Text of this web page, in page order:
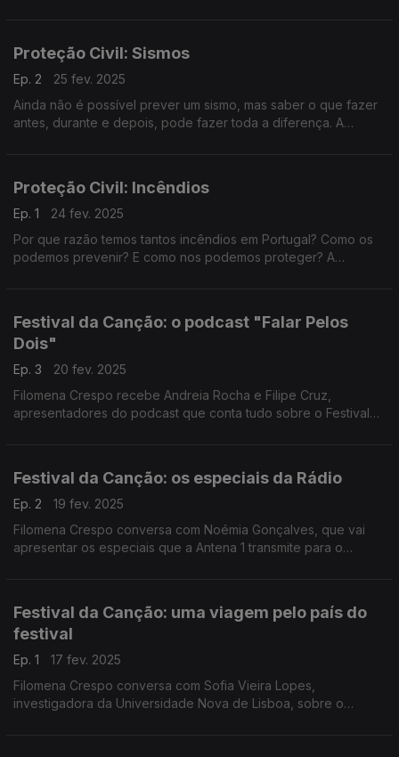
Proteção Civil: Sismos
Ep. 2
25 fev. 2025
Ainda não é possível prever um sismo, mas saber o que fazer
antes, durante e depois, pode fazer toda a diferença. A
Proteção Civil: Incêndios
Ep. 1
24 fev. 2025
Por que razão temos tantos incêndios em Portugal? Como os
podemos prevenir? E como nos podemos proteger? A
Festival da Canção: o podcast "Falar Pelos
Dois"
Ep. 3
20 fev. 2025
Filomena Crespo recebe Andreia Rocha e Filipe Cruz,
apresentadores do podcast que conta tudo sobre o Festival
Festival da Canção: os especiais da Rádio
Ep. 2
19 fev. 2025
Filomena Crespo conversa com Noémia Gonçalves, que vai
apresentar os especiais que a Antena 1 transmite para o
Festival da Canção: uma viagem pelo país do
festival
Ep. 1
17 fev. 2025
Filomena Crespo conversa com Sofia Vieira Lopes,
investigadora da Universidade Nova de Lisboa, sobre o